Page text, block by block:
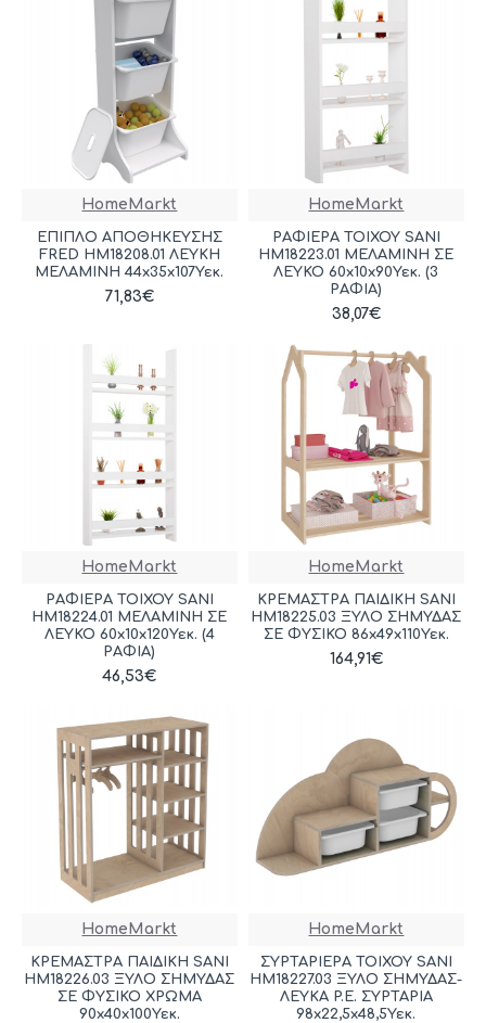
HomeMarkt
ΕΠΙΠΛΟ ΑΠΟΘΗΚΕΥΣΗΣ
FRED HM18208.01 ΛΕΥΚΗ
ΜΕΛΑΜΙΝΗ 44x35x107Υεκ.
71,83€
HomeMarkt
ΡΑΦΙΕΡΑ ΤΟΙΧΟΥ SANI
HM18223.01 ΜΕΛΑΜΙΝΗ ΣΕ
ΛΕΥΚΟ 60x10x90Υεκ. (3
ΡΑΦΙΑ)
38,07€
HomeMarkt
ΡΑΦΙΕΡΑ ΤΟΙΧΟΥ SANI
HM18224.01 ΜΕΛΑΜΙΝΗ ΣΕ
ΛΕΥΚΟ 60x10x120Υεκ. (4
ΡΑΦΙΑ)
46,53€
HomeMarkt
ΚΡΕΜΑΣΤΡΑ ΠΑΙΔΙΚΗ SANI
HM18225.03 ΞΥΛΟ ΣΗΜΥΔΑΣ
ΣΕ ΦΥΣΙΚΟ 86x49x110Υεκ.
164,91€
HomeMarkt
ΚΡΕΜΑΣΤΡΑ ΠΑΙΔΙΚΗ SANI
HM18226.03 ΞΥΛΟ ΣΗΜΥΔΑΣ
ΣΕ ΦΥΣΙΚΟ ΧΡΩΜΑ
90x40x100Υεκ.
HomeMarkt
ΣΥΡΤΑΡΙΕΡΑ ΤΟΙΧΟΥ SANI
HM18227.03 ΞΥΛΟ ΣΗΜΥΔΑΣ-
ΛΕΥΚΑ P.E. ΣΥΡΤΑΡΙΑ
98x22,5x48,5Υεκ.